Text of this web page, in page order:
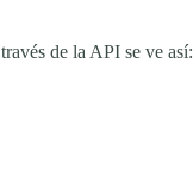
de la API se ve así: